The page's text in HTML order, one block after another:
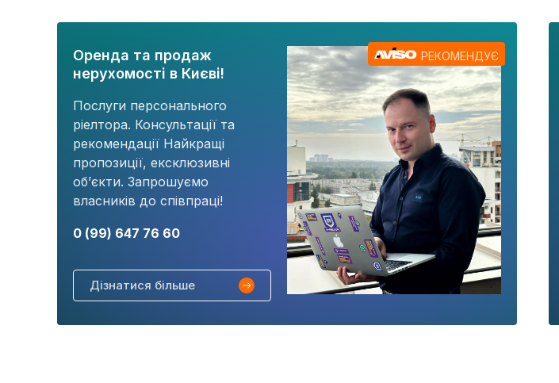
Оренда та продаж
нерухомості в Києві!
Послуги персонального
ріелтора. Консультації та
рекомендації Найкращі
пропозиції, ексклюзивні
об’єкти. Запрошуємо
власників до співпраці!
0 (99) 647 76 60
Дізнатися більше
РЕКОМЕНДУЄ